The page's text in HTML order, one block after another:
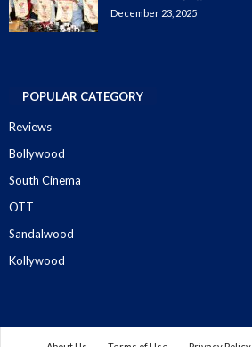
December 23, 2025
POPULAR CATEGORY
Reviews
Bollywood
South Cinema
OTT
Sandalwood
Kollywood